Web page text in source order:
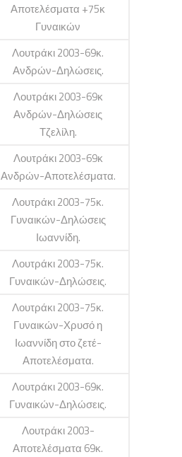
Αποτελέσματα +75κ
Γυναικών
Λουτράκι 2003-69κ.
Ανδρών-Δηλώσεις.
Λουτράκι 2003-69κ
Ανδρών-Δηλώσεις
Τζελίλη.
Λουτράκι 2003-69κ
Ανδρών-Αποτελέσματα.
Λουτράκι 2003-75κ.
Γυναικών-Δηλώσεις
Ιωαννίδη.
Λουτράκι 2003-75κ.
Γυναικών-Δηλώσεις.
Λουτράκι 2003-75κ.
Γυναικών-Χρυσό η
Ιωαννίδη στο ζετέ-
Αποτελέσματα.
Λουτράκι 2003-69κ.
Γυναικών-Δηλώσεις.
Λουτράκι 2003-
Αποτελέσματα 69κ.